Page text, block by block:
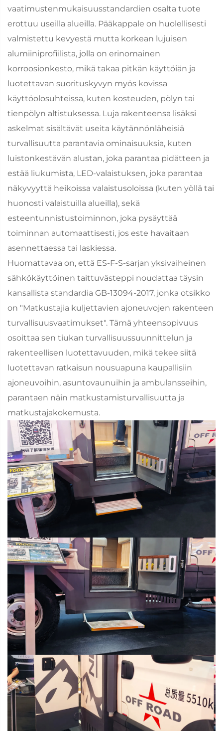
vaatimustenmukaisuusstandardien osalta tuote
erottuu useilla alueilla. Pääkappale on huolellisesti
valmistettu kevyestä mutta korkean lujuisen
alumiiniprofiilista, jolla on erinomainen
korroosionkesto, mikä takaa pitkän käyttöiän ja
luotettavan suorituskyvyn myös kovissa
käyttöolosuhteissa, kuten kosteuden, pölyn tai
tienpölyn altistuksessa. Luja rakenteensa lisäksi
askelmat sisältävät useita käytännönläheisiä
turvallisuutta parantavia ominaisuuksia, kuten
luistonkestävän alustan, joka parantaa pidätteen ja
estää liukumista, LED-valaistuksen, joka parantaa
näkyvyyttä heikoissa valaistusoloissa (kuten yöllä tai
huonosti valaistuilla alueilla), sekä
esteentunnistustoiminnon, joka pysäyttää
toiminnan automaattisesti, jos este havaitaan
asennettaessa tai laskiessa.
Huomattavaa on, että ES-F-S-sarjan yksivaiheinen
sähkökäyttöinen taittuvästeppi noudattaa täysin
kansallista standardia GB-13094-2017, jonka otsikko
on "Matkustajia kuljettavien ajoneuvojen rakenteen
turvallisuusvaatimukset". Tämä yhteensopivuus
osoittaa sen tiukan turvallisuussuunnittelun ja
rakenteellisen luotettavuuden, mikä tekee siitä
luotettavan ratkaisun nousuapuna kaupallisiin
ajoneuvoihin, asuntovaunuihin ja ambulansseihin,
parantaen näin matkustamisturvallisuutta ja
matkustajakokemusta.